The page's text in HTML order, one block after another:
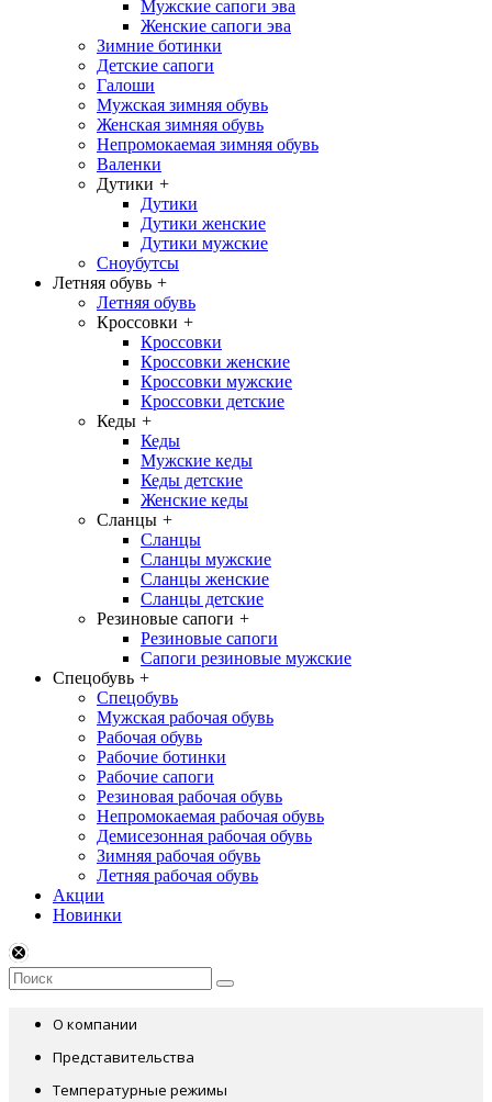
Мужские сапоги эва
Женские сапоги эва
Зимние ботинки
Детские сапоги
Галоши
Мужская зимняя обувь
Женская зимняя обувь
Непромокаемая зимняя обувь
Валенки
Дутики +
Дутики
Дутики женские
Дутики мужские
Сноубутсы
Летняя обувь +
Летняя обувь
Кроссовки +
Кроссовки
Кроссовки женские
Кроссовки мужские
Кроссовки детские
Кеды +
Кеды
Мужские кеды
Кеды детские
Женские кеды
Сланцы +
Сланцы
Сланцы мужские
Сланцы женские
Сланцы детские
Резиновые сапоги +
Резиновые сапоги
Сапоги резиновые мужские
Спецобувь +
Спецобувь
Мужская рабочая обувь
Рабочая обувь
Рабочие ботинки
Рабочие сапоги
Резиновая рабочая обувь
Непромокаемая рабочая обувь
Демисезонная рабочая обувь
Зимняя рабочая обувь
Летняя рабочая обувь
Акции
Новинки
О компании
Представительства
Температурные режимы